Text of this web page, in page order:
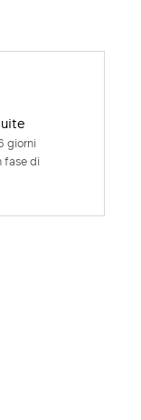
giorni
fase di